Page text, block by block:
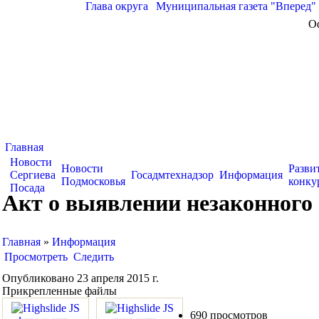
Глава округа Муниципальная газета "Вперед"
Главная
Новости
Сергиева
Посада
Новости
Подмосковья
Госадмтехнадзор Информация
Акт о выявлении
Главная » Информация
Просмотреть Следить
Опубликовано 23 апреля 2015 г.
Прикрепленные файлы
690 просмотров